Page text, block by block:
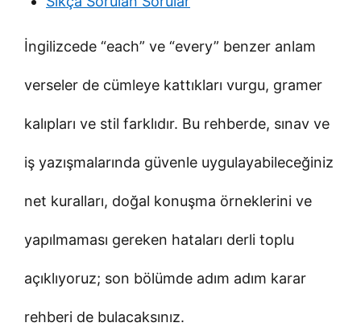
İngilizcede “each” ve “every” benzer anlam
verseler de cümleye kattıkları vurgu, gramer
kalıpları ve stil farklıdır. Bu rehberde, sınav ve
iş yazışmalarında güvenle uygulayabileceğiniz
net kuralları, doğal konuşma örneklerini ve
yapılmaması gereken hataları derli toplu
açıklıyoruz; son bölümde adım adım karar
rehberi de bulacaksınız.